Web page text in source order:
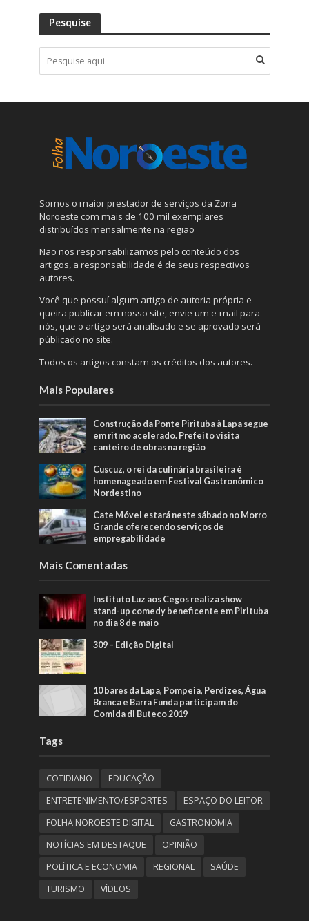
Pesquise
Somos o maior prestador de serviços da Zona
Noroeste com mais de 100 mil exemplares
distribuídos mensalmente na região
Não nos responsabilizamos pelo conteúdo dos
artigos, a responsabilidade é de seus respectivos
autores.
Você que possuí algum artigo de autoria própria e
queira publicar em nosso site, envie um e-mail para
nós, que o artigo será analisado e se aprovado será
públicado no site.
Todos os artigos constam os créditos dos autores.
Mais Populares
Construção da Ponte Pirituba à Lapa segue
em ritmo acelerado. Prefeito visita
canteiro de obras na região
Cuscuz, o rei da culinária brasileira é
homenageado em Festival Gastronômico
Nordestino
Cate Móvel estará neste sábado no Morro
Grande oferecendo serviços de
empregabilidade
Mais Comentadas
Instituto Luz aos Cegos realiza show
stand-up comedy beneficente em Pirituba
no dia 8 de maio
309 – Edição Digital
10 bares da Lapa, Pompeia, Perdizes, Água
Branca e Barra Funda participam do
Comida di Buteco 2019
Tags
COTIDIANO
EDUCAÇÃO
ENTRETENIMENTO/ESPORTES
ESPAÇO DO LEITOR
FOLHA NOROESTE DIGITAL
GASTRONOMIA
NOTÍCIAS EM DESTAQUE
OPINIÃO
POLÍTICA E ECONOMIA
REGIONAL
SAÚDE
TURISMO
VÍDEOS